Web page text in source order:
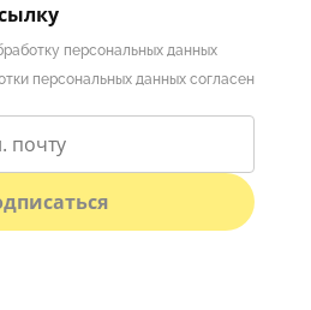
персональных данных
персональных данных согласен